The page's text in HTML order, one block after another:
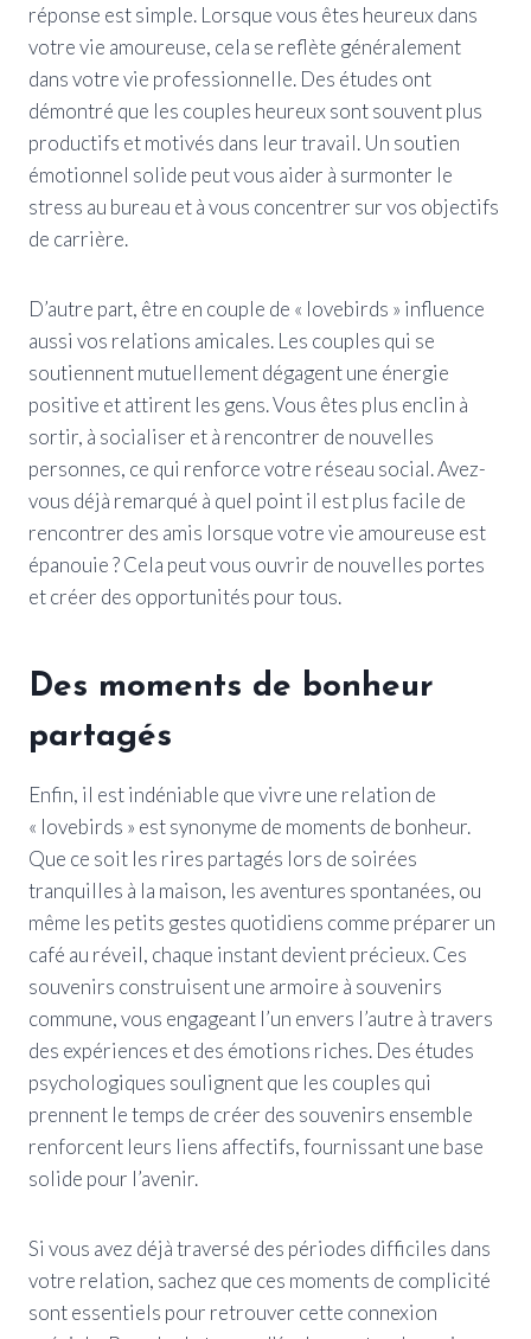
réponse est simple. Lorsque vous êtes heureux dans
votre vie amoureuse, cela se reflète généralement
dans votre vie professionnelle. Des études ont
démontré que les couples heureux sont souvent plus
productifs et motivés dans leur travail. Un soutien
émotionnel solide peut vous aider à surmonter le
stress au bureau et à vous concentrer sur vos objectifs
de carrière.
D’autre part, être en couple de « lovebirds » influence
aussi vos relations amicales. Les couples qui se
soutiennent mutuellement dégagent une énergie
positive et attirent les gens. Vous êtes plus enclin à
sortir, à socialiser et à rencontrer de nouvelles
personnes, ce qui renforce votre réseau social. Avez-
vous déjà remarqué à quel point il est plus facile de
rencontrer des amis lorsque votre vie amoureuse est
épanouie ? Cela peut vous ouvrir de nouvelles portes
et créer des opportunités pour tous.
Des moments de bonheur
partagés
Enfin, il est indéniable que vivre une relation de
« lovebirds » est synonyme de moments de bonheur.
Que ce soit les rires partagés lors de soirées
tranquilles à la maison, les aventures spontanées, ou
même les petits gestes quotidiens comme préparer un
café au réveil, chaque instant devient précieux. Ces
souvenirs construisent une armoire à souvenirs
commune, vous engageant l’un envers l’autre à travers
des expériences et des émotions riches. Des études
psychologiques soulignent que les couples qui
prennent le temps de créer des souvenirs ensemble
renforcent leurs liens affectifs, fournissant une base
solide pour l’avenir.
Si vous avez déjà traversé des périodes difficiles dans
votre relation, sachez que ces moments de complicité
sont essentiels pour retrouver cette connexion